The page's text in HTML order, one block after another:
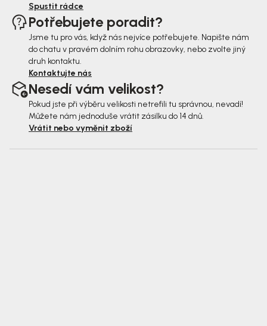
Spustit rádce
Potřebujete poradit?
Jsme tu pro vás, když nás nejvíce potřebujete. Napište nám
do chatu v pravém dolním rohu obrazovky, nebo zvolte jiný
druh kontaktu.
Kontaktujte nás
Nesedí vám velikost?
Pokud jste při výběru velikosti netrefili tu správnou, nevadí!
Můžete nám jednoduše vrátit zásilku do 14 dnů.
Vrátit nebo vyměnit zboží